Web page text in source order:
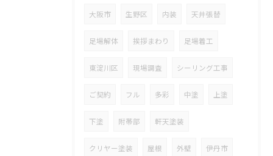
大阪市 生野区 内装 天井張替
足場解体 挨拶まわり 足場着工
東淀川区 現場調査 シーリング工事
ご契約 フル 多彩 中塗 上塗
下塗 附帯部 軒天塗装
クリヤー塗装 屋根 外壁 伊丹市